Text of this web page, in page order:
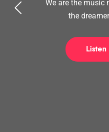
We are the music
the